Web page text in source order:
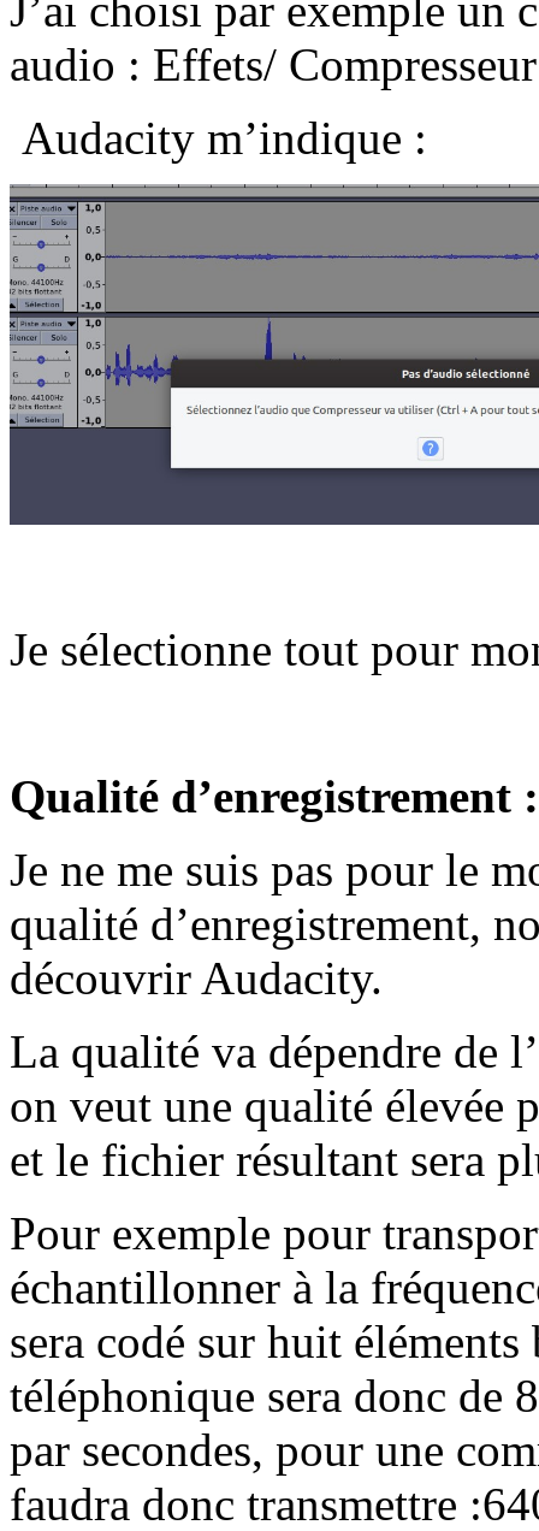
audio : Effets/ Compresseur
Audacity m’indique :
Je sélectionne tout pour
Qualité d’enregistrement :
Je ne me suis pas pour le
qualité d’enregistrement,
découvrir Audacity.
La qualité va dépendre de
on veut une qualité élevée
et le fichier résultant sera
Pour exemple pour
échantillonner à la
sera codé sur huit
téléphonique sera donc de
par secondes, pour une
faudra donc transmettre